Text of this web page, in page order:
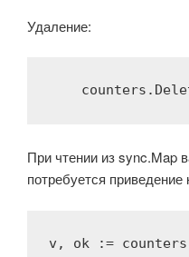
Удаление:
При чтении из sync.Map
потребуется приведение
v, ok :=